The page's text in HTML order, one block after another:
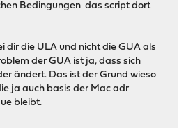
Bedingungen das script dort
dir die ULA und nicht die GUA als
der GUA ist ja, dass sich
ändert. Das ist der Grund wieso
ja auch basis der Mac adr
bleibt.